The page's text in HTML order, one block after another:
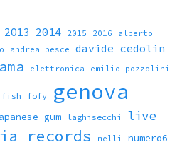
2013 2014 2015 2016
alberto
andrea pesce davide cedolin
elettronica emilio pozzolini
fish fofy genova
gum laghisecchi live
records melli numero6